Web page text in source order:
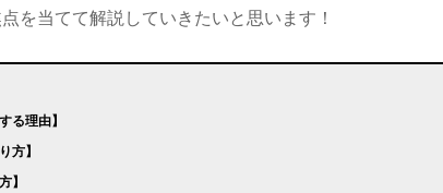
を当てて解説していきたいと思います！
る理由】
方】
】